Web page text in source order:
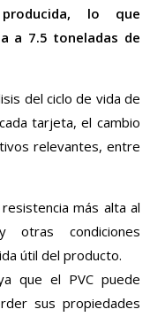
lo que
a 7.5 toneladas de
del ciclo de vida de
tarjeta, el cambio
relevantes, entre
más alta al
condiciones
útil del producto.
que el PVC puede
sus propiedades